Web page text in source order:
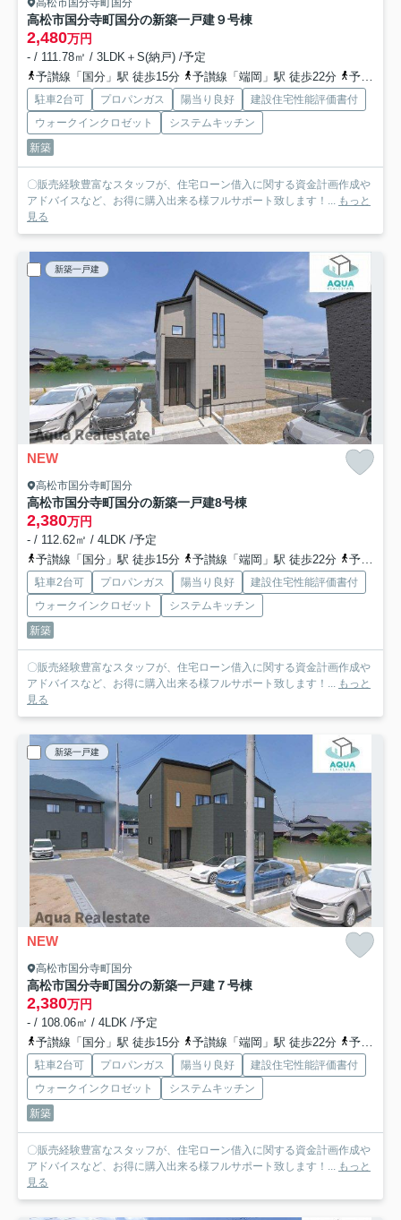
高松市国分寺町国分
高松市国分寺町国分の新築一戸建９号棟
2,480万円
- / 111.78㎡ / 3LDK＋S(納戸) /予定
予讃線「国分」駅 徒歩15分
予讃線「端岡」駅 徒歩22分 予讃線「讃岐府中」駅 徒歩42分
駐車2台可 プロパンガス 陽当り良好
建設住宅性能評価書付
ウォークインクロゼット
システムキッチン
新築
〇販売経験豊富なスタッフが、住宅ローン借入に関する資金計画作成や
アドバイスなど、お得に購入出来る様フルサポート致します！... もっと
見る
新築一戸建
NEW
高松市国分寺町国分
高松市国分寺町国分の新築一戸建8号棟
2,380万円
- / 112.62㎡ / 4LDK /予定
予讃線「国分」駅 徒歩15分
予讃線「端岡」駅 徒歩22分 予讃線「讃岐府中」駅 徒歩42分
駐車2台可 プロパンガス 陽当り良好
建設住宅性能評価書付
ウォークインクロゼット
システムキッチン
新築
〇販売経験豊富なスタッフが、住宅ローン借入に関する資金計画作成や
アドバイスなど、お得に購入出来る様フルサポート致します！... もっと
見る
新築一戸建
NEW
高松市国分寺町国分
高松市国分寺町国分の新築一戸建７号棟
2,380万円
- / 108.06㎡ / 4LDK /予定
予讃線「国分」駅 徒歩15分
予讃線「端岡」駅 徒歩22分 予讃線「讃岐府中」駅 徒歩42分
駐車2台可 プロパンガス 陽当り良好
建設住宅性能評価書付
ウォークインクロゼット
システムキッチン
新築
〇販売経験豊富なスタッフが、住宅ローン借入に関する資金計画作成や
アドバイスなど、お得に購入出来る様フルサポート致します！... もっと
見る